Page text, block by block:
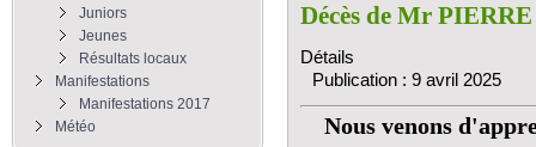
Juniors
Jeunes
Résultats locaux
Manifestations
Manifestations 2017
Météo
Décès de Mr
Détails
Publication : 9 avril 2025
Nous venons